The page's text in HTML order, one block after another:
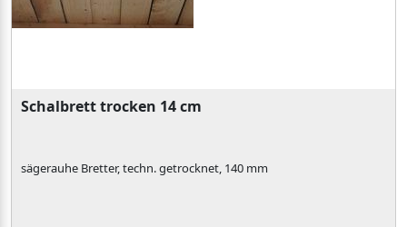
Schalbrett trocken 14 cm
sägerauhe Bretter, techn. getrocknet, 140 mm